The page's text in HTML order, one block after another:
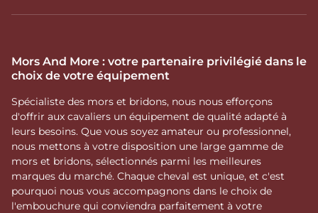
Mors And More : votre partenaire privilégié dans le
choix de votre équipement
Spécialiste des mors et bridons, nous nous efforçons
d'offrir aux cavaliers un équipement de qualité adapté à
leurs besoins. Que vous soyez amateur ou professionnel,
nous mettons à votre disposition une large gamme de
mors et bridons, sélectionnés parmi les meilleures
marques du marché. Chaque cheval est unique, et c'est
pourquoi nous vous accompagnons dans le choix de
l'embouchure qui conviendra parfaitement à votre